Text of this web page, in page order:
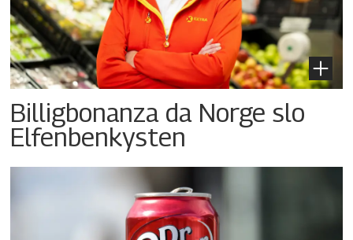
Billigbonanza da Norge slo
Elfenbenkysten